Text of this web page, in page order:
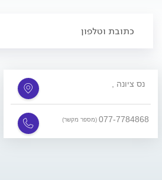
כתובת וטלפון
, נס ציונה
077-7784868 (מספר מקשר)